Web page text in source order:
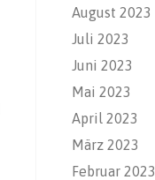
August 2023
Juli 2023
Juni 2023
Mai 2023
April 2023
März 2023
Februar 2023